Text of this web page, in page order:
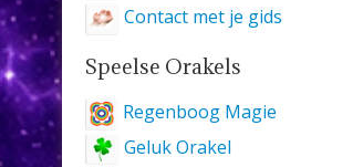
Contact met je gids
Speelse Orakels
Regenboog Magie
Geluk Orakel